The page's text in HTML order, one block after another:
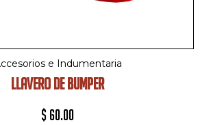
e Indumentaria
LLAVERO DE BUMPER
$ 60.00